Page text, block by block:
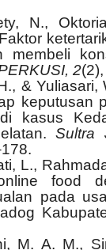
N.,
membeli
2
&
keputusan
kasus
Sultra
L.,
food
pada
M. A. M.,